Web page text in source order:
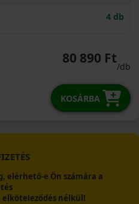
4 db
80 890 Ft
/db
KOSÁRBA
elérhető-e Ön számára a
nélkül!